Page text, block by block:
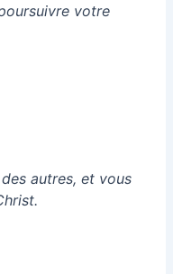
votre
autres, et vous